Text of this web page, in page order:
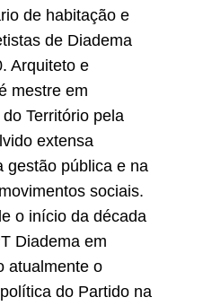
de habitação e
de Diadema
Arquiteto e
mestre em
Território pela
extensa
gestão pública e na
sociais.
o início da década
Diadema em
atualmente o
do Partido na